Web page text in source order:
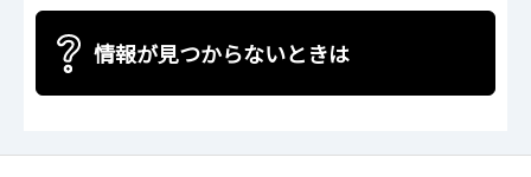
情報が見つからないときは